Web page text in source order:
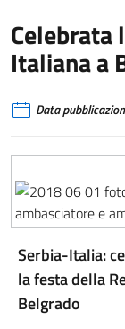
Celebrata
Italiana a
Data
Serbia-Italia:
la festa della
Belgrado